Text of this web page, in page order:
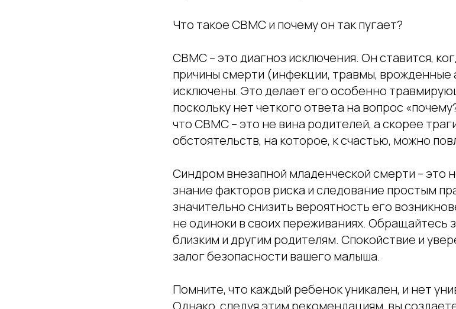
Что такое СВМС и почему он так пугает?
СВМС – это диагноз исключения. Он ставится,
причины смерти (инфекции, травмы, врожденные
исключены. Это делает его особенно
поскольку нет четкого ответа на вопрос
что СВМС – это не вина родителей, а скорее
обстоятельств, на которое, к счастью, можно
Синдром внезапной младенческой смерти – это
знание факторов риска и следование простым
значительно снизить вероятность его
не одиноки в своих переживаниях. Обращайтесь
близким и другим родителям. Спокойствие и
залог безопасности вашего малыша.
Помните, что каждый ребенок уникален, и нет
Однако, следуя этим рекомендациям, вы